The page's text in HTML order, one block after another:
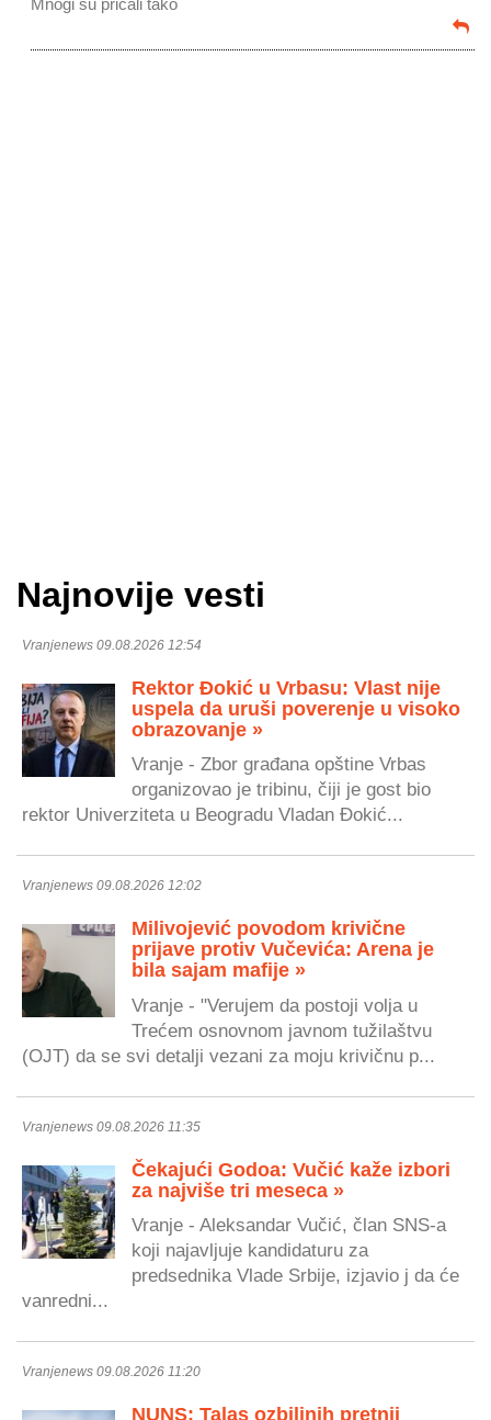
Najnovije vesti
Vranjenews 09.08.2026 12:54
Rektor Đokić u Vrbasu: Vlast nije
uspela da uruši poverenje u visoko
obrazovanje »
Vranje - Zbor građana opštine Vrbas
organizovao je tribinu, čiji je gost bio
rektor Univerziteta u Beogradu Vladan Đokić...
Vranjenews 09.08.2026 12:02
Milivojević povodom krivične
prijave protiv Vučevića: Arena je
bila sajam mafije »
Vranje - "Verujem da postoji volja u
Trećem osnovnom javnom tužilaštvu
(OJT) da se svi detalji vezani za moju krivičnu p...
Vranjenews 09.08.2026 11:35
Čekajući Godoa: Vučić kaže izbori
za najviše tri meseca »
Vranje - Aleksandar Vučić, član SNS-a
koji najavljuje kandidaturu za
predsednika Vlade Srbije, izjavio j da će
vanredni...
Vranjenews 09.08.2026 11:20
NUNS: Talas ozbiljnih pretnji